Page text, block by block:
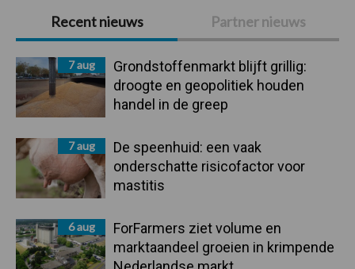
Primaire
Sidebar
Recent nieuws Partner nieuws
7 aug
Grondstoffenmarkt blijft grillig:
droogte en geopolitiek houden
handel in de greep
7 aug
De speenhuid: een vaak
onderschatte risicofactor voor
mastitis
6 aug
ForFarmers ziet volume en
marktaandeel groeien in krimpende